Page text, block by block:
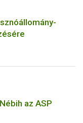
az ASP